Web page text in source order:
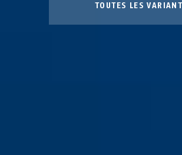
TOUTES LES